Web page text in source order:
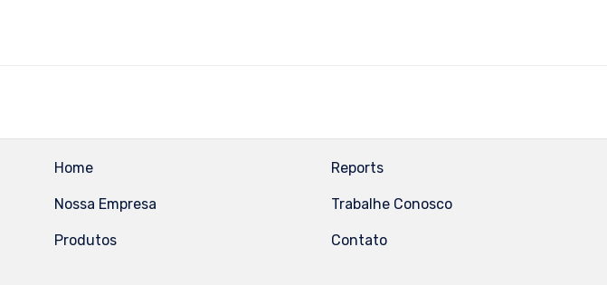
Home
Nossa Empresa
Produtos
Reports
Trabalhe Conosco
Contato